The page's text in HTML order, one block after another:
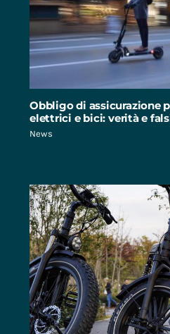
Obbligo di assicurazione
elettrici e bici: verità e
News